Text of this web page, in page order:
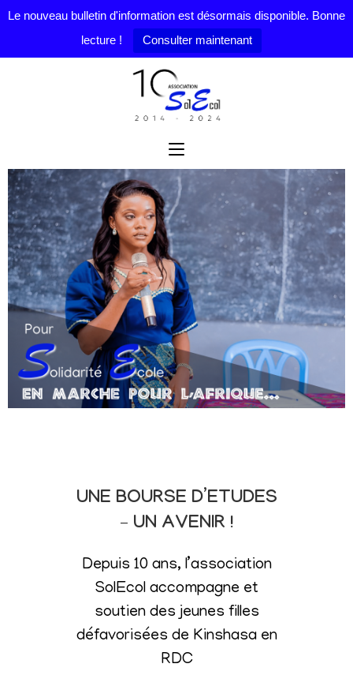
Le nouveau bulletin d'information est désormais disponible. Bonne
lecture !
Consulter maintenant
UNE BOURSE D’ETUDES
– UN AVENIR !
Depuis 10 ans, l’association
SolEcol accompagne et
soutien des jeunes filles
défavorisées de Kinshasa en
RDC